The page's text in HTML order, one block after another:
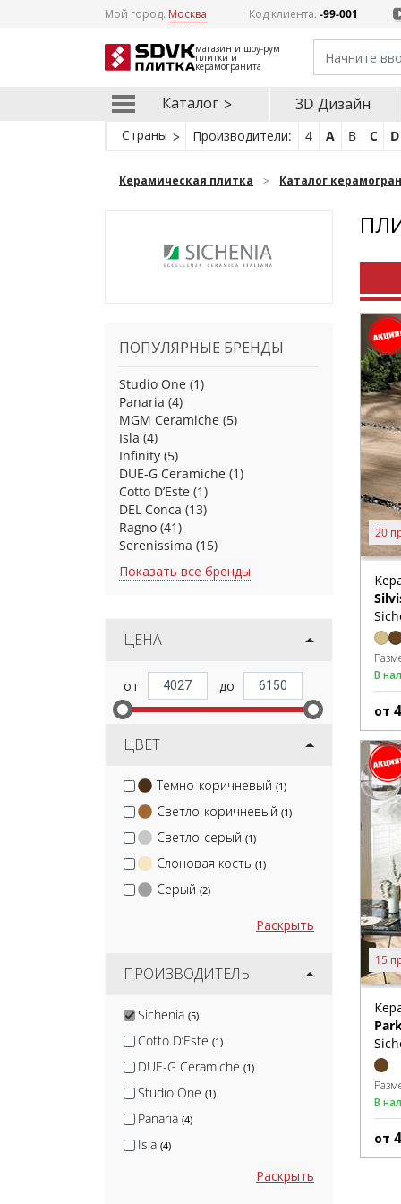
Мой город: Москва Код клиента: -99-001
магазин и шоу-рум
плитки и
керамогранита
Каталог 3D Дизайн
Страны Производители: 4 A B C D
Керамическая плитка Каталог
ПОПУЛЯРНЫЕ БРЕНДЫ
Studio One (1)
Panaria (4)
MGM Ceramiche (5)
Isla (4)
Infinity (5)
DUE-G Ceramiche (1)
Cotto D’Este (1)
DEL Conca (13)
Ragno (41)
Serenissima (15)
Показать все бренды
ЦЕНА
ЦВЕТ
Темно-коричневый (1)
Светло-коричневый (1)
Светло-серый (1)
Слоновая кость (1)
Серый (2)
Раскрыть
ПРОИЗВОДИТЕЛЬ
Sichenia (5)
Cotto D’Este (1)
DUE-G Ceramiche (1)
Studio One (1)
Panaria (4)
Isla (4)
Раскрыть
20
В
от
15
В
от